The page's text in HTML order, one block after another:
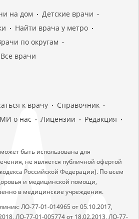
на дом
Детские врачи
Найти врача у метро
по округам
Все врачи
к врачу
Справочник
о нас Лицензии
Редакция
быть использована для
не является публичной офертой
Российской Федерации). По всем
и медицинской помощи,
в медицинские учреждения.
ЛО-77-01-014965 от 05.10.2017,
ЛО-77-01-005774 от 18.02.2013, ЛО-77-